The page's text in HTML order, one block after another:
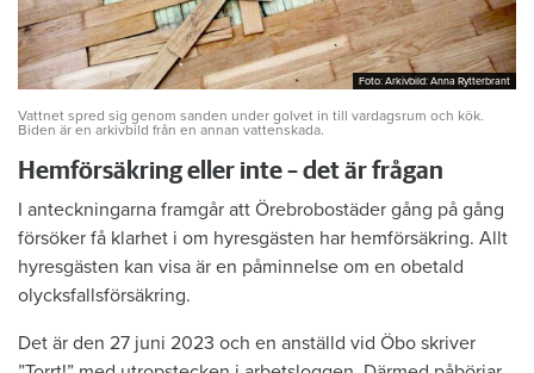
Foto: Arkivbild: Anna Rytterbrant
Foto: Arkivbild: Anna Rytterbrant
Vattnet spred sig genom sanden under golvet in till vardagsrum och kök.
Biden är en arkivbild från en annan vattenskada.
Hemförsäkring eller inte – det är frågan
I anteckningarna framgår att Örebrobostäder gång på gång
försöker få klarhet i om hyresgästen har hemförsäkring. Allt
hyresgästen kan visa är en påminnelse om en obetald
olycksfallsförsäkring.
Det är den 27 juni 2023 och en anställd vid Öbo skriver